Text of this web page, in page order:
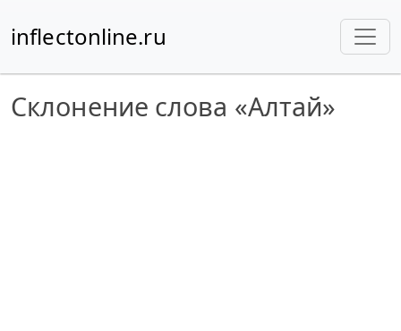
inflectonline.ru
Склонение слова «Алтай»